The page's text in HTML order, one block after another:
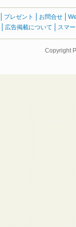
プレゼント お問合せ
広告掲載について スマ
Copyright